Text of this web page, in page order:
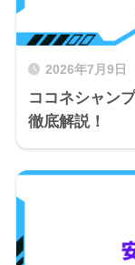
2026年7月9日
ココネシャン
徹底解説！